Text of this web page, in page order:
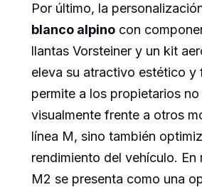
Por último, la
blanco alpino con
llantas Vorsteiner y un kit
eleva su atractivo estético y
permite a los propietarios
visualmente frente a otros
línea M, sino también
rendimiento del vehículo. En
M2 se presenta como una